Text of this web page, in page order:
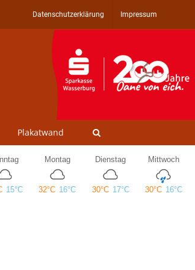
Datenschutzerklärung Impressum
Plakatwand